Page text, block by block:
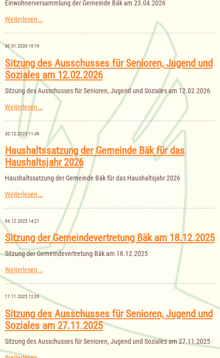
28.04.2026
Einwohnerversammlung der Gemeinde Bäk am 23.04.2026
Weiterlesen …
Gemeinde
23.04.2026
30.01.2026 10:19
Sitzung des Ausschusses für Senioren, Jugend und
Soziales am 12.02.2026
Sitzung des Ausschusses für Senioren, Jugend und Soziales am 12.02.2026
Weiterlesen … Sitzung
Ausschusses
Senioren,
Jugend
und
Soziales
am
12.02.2026
30.12.2025 11:49
Haushaltssatzung der Gemeinde Bäk für das
Haushaltsjahr 2026
Haushaltssatzung der Gemeinde Bäk für das Haushaltsjahr 2026
Weiterlesen … Haushaltssatzung
Gemeinde
Haushaltsjahr
2026
04.12.2025 14:21
Sitzung der Gemeindevertretung Bäk am 18.12.2025
Sitzung der Gemeindevertretung Bäk am 18.12.2025
Weiterlesen …Sitzung
Gemeindevertretung
am
18.12.2025
17.11.2025 12:33
Sitzung des Ausschusses für Senioren, Jugend und
Soziales am 27.11.2025
Sitzung des Ausschusses für Senioren, Jugend und Soziales am 27.11.2025